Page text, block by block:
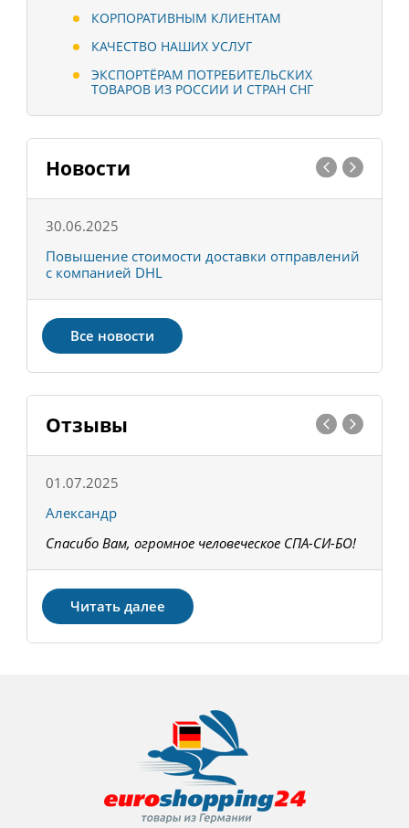
КОРПОРАТИВНЫМ КЛИЕНТАМ
КАЧЕСТВО НАШИХ УСЛУГ
ЭКСПОРТЁРАМ ПОТРЕБИТЕЛЬСКИХ
ТОВАРОВ ИЗ РОССИИ И СТРАН СНГ
Новости
30.06.2025
Повышение стоимости доставки отправлений
с компанией DHL
Все новости
Отзывы
01.07.2025
Александр
Спасибо Вам, огромное человеческое СПА-СИ-БО!
Читать далее